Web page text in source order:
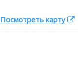
Посмотреть карту